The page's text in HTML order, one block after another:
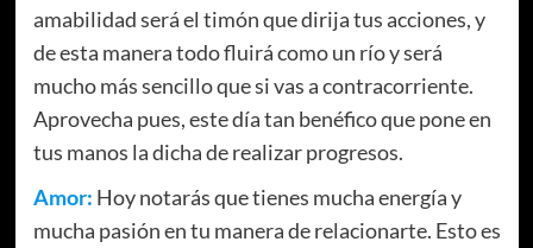
amabilidad será el timón que dirija tus acciones, y
de esta manera todo fluirá como un río y será
mucho más sencillo que si vas a contracorriente.
Aprovecha pues, este día tan benéfico que pone en
tus manos la dicha de realizar progresos.
Amor: Hoy notarás que tienes mucha energía y
mucha pasión en tu manera de relacionarte. Esto es